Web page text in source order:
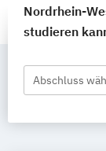
Nordrhein-
studieren
Abschluss